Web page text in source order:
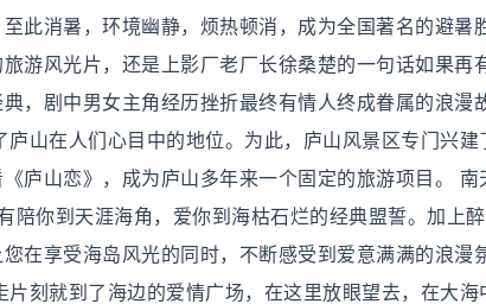
此消暑，环境幽静，烦热顿消，成为全国著名的避暑
游风光片，还是上影厂老厂长徐桑楚的一句话如果再
，剧中男女主角经历挫折最终有情人终成眷属的浪漫
山在人们心目中的地位。为此，庐山风景区专门兴建
庐山恋》，成为庐山多年来一个固定的旅游项目。 南
陪你到天涯海角，爱你到海枯石烂的经典盟誓。加上
在享受海岛风光的同时，不断感受到爱意满满的浪漫
刻就到了海边的爱情广场，在这里放眼望去，在大海